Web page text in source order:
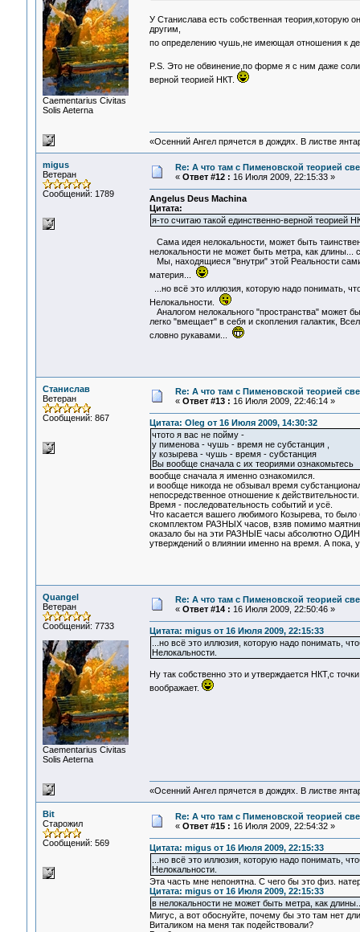
Сaementarius Civitas
Solis Aeterna
У Станислава есть собственная теория,которую
другим,
по определению чушь,не имеющая отношения к
P.S. Это не обвинение,по форме я с ним даже
верной теорией НКТ.
«Осенний Ангел прячется в дождях. В листве
migus
Ветеран
Сообщений: 1789
Re: А что там с Пименовской теорией
« Ответ #12 : 16 Июля 2009, 22:15:33 »
Angelus Deus Machina
Цитата:
я-то считаю такой единственно-верной теорией
Сама идея нелокальности, может быть
нелокальности не может быть метра, как
Мы, находящиеся "внутри" этой Реальности
материя...
...но всё это иллюзия, которую надо понимать,
Нелокальности.
Аналогом нелокального "пространства" может
легко "вмещает" в себя и скопления галактик,
словно рукавами...
Станислав
Ветеран
Сообщений: 867
Re: А что там с Пименовской теорией
« Ответ #13 : 16 Июля 2009, 22:46:14 »
Цитата: Oleg от 16 Июля 2009, 14:30:32
чтото я вас не пойму -
у пименова - чушь - время не субстанция ,
у козырева - чушь - время - субстанция
Вы вообще сначала с их теориями ознакомьтесь
вообще сначала я именно ознакомился.
и вообще никогда не обзывал время
непосредственное отношение к действительности.
Время - последовательность событий и усё.
Что касается вашего любимого Козырева, то
скомплектом РАЗНЫХ часов, взяв помимо
оказало бы на эти РАЗНЫЕ часы абсолютно
утверждений о влиянии именно на время. А пока,
Quangel
Ветеран
Сообщений: 7733
Сaementarius Civitas
Solis Aeterna
Re: А что там с Пименовской теорией
« Ответ #14 : 16 Июля 2009, 22:50:46 »
Цитата: migus от 16 Июля 2009, 22:15:33
...но всё это иллюзия, которую надо понимать,
Нелокальности.
Ну так собственно это и утверждается НКТ,с
воображает.
«Осенний Ангел прячется в дождях. В листве
Bit
Старожил
Сообщений: 569
Re: А что там с Пименовской теорией
« Ответ #15 : 16 Июля 2009, 22:54:32 »
Цитата: migus от 16 Июля 2009, 22:15:33
...но всё это иллюзия, которую надо понимать,
Нелокальности.
Эта часть мне непонятна. С чего бы это физ.
Цитата: migus от 16 Июля 2009, 22:15:33
в нелокальности не может быть метра, как
Мигус, а вот обоснуйте, почему бы это там нет
Виталиком на меня так подействовали?